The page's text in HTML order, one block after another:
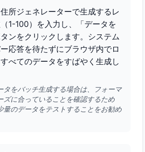
所ジェネレーターで生成するレ
1-100）を入力し、「データを
ンをクリックします。システム
応答を待たずにブラウザ内でロ
べてのデータをすばやく生成し
タをバッチ生成する場合は、フォーマ
ズに合っていることを確認するため
量のデータをテストすることをお勧め